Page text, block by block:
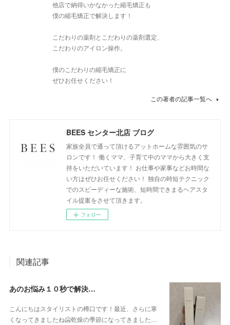
他店で納得いかなかった縮毛矯正も
僕の縮毛矯正で解決します！
こだわりの薬剤とこだわりの薬剤選定、
こだわりのアイロン操作。
僕のこだわりの縮毛矯正に
ぜひお任せください！
この著者の記事一覧へ
BEES センター北店 ブログ
家族全員で通って頂けるアットホームな雰囲気のサ
ロンです！ 働くママ、子育て中のママから大きく支
持をいただいています！ お仕事や家事などお時間な
い方はぜひお任せください！ 独自の時短テクニック
でのスピーディーな施術、短時間できまるヘアスタ
イル提案をさせて頂きます。
フォロー
関連記事
あのお悩み１０秒で解決…
こんにちはスタイリストの樽口です！最近、さらに寒
くなってきましたね🥶乾燥の季節になってきました…